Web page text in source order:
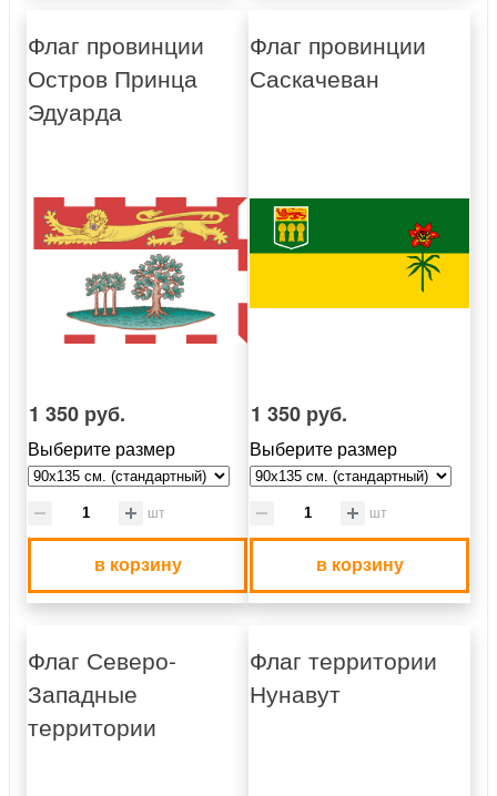
Флаг провинции
Остров Принца
Эдуарда
1 350 руб.
Выберите размер
шт
в корзину
Флаг провинции
Саскачеван
1 350 руб.
Выберите размер
шт
в корзину
Флаг Северо-
Западные
территории
Флаг территории
Нунавут